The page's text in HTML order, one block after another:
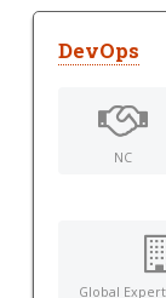
DevOps
NC
Global